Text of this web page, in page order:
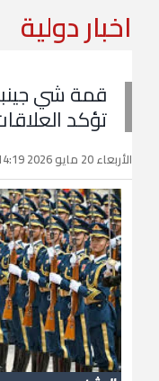
اخبار دولية
قمة شي
تؤكد
الأربعاء 20 مايو 2026 18:14:19